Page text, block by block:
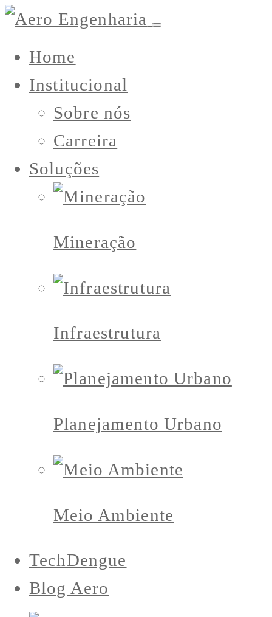
Home
Institucional
Sobre nós
Carreira
Soluções
Mineração
Infraestrutura
Planejamento Urbano
Meio Ambiente
TechDengue
Blog Aero